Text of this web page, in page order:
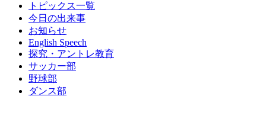
トピックス一覧
今日の出来事
お知らせ
English Speech
探究・アントレ教育
サッカー部
野球部
ダンス部